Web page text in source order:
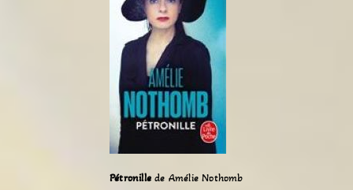
Pétronille de Amélie Nothomb